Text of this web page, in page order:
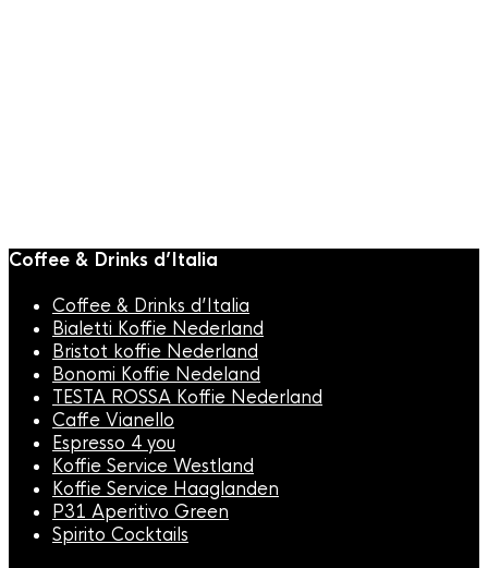
Coffee & Drinks d’Italia
Coffee & Drinks d’Italia
Bialetti Koffie Nederland
Bristot koffie Nederland
Bonomi Koffie Nedeland
TESTA ROSSA Koffie Nederland
Caffe Vianello
Espresso 4 you
Koffie Service Westland
Koffie Service Haaglanden
P31 Aperitivo Green
Spirito Cocktails